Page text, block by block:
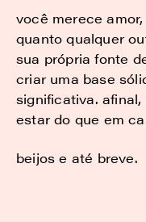
você merece
quanto qualquer
sua própria fonte
criar uma base
significativa.
estar do que em
beijos e até breve.